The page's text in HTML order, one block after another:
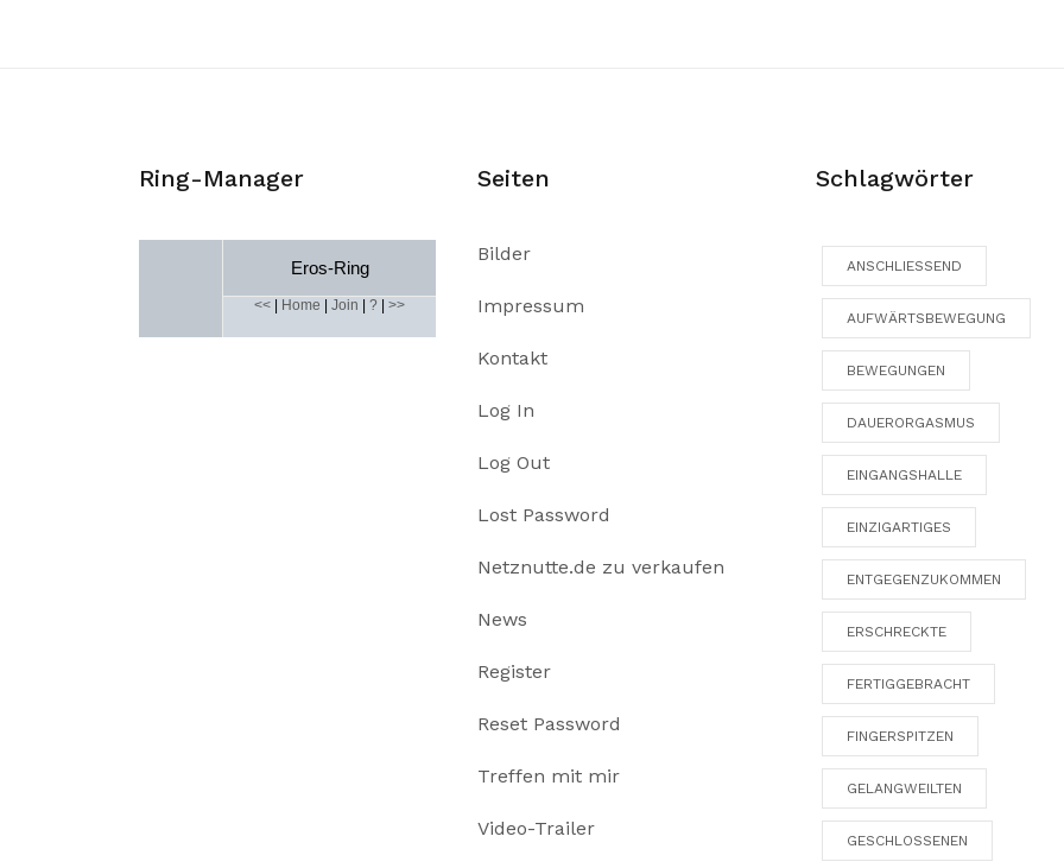
Ring-Manager
Eros-Ring
<< Home Join ? >>
Seiten
Bilder
Impressum
Kontakt
Log In
Log Out
Lost Password
Netznutte.de zu verkaufen
News
Register
Reset Password
Treffen mit mir
Video-Trailer
Schlagwörter
ANSCHLIESSEND
AUFWÄRTSBEWEGUNG
BEWEGUNGEN
DAUERORGASMUS
EINGANGSHALLE
EINZIGARTIGES
ENTGEGENZUKOMMEN
ERSCHRECKTE
FERTIGGEBRACHT
FINGERSPITZEN
GELANGWEILTEN
GESCHLOSSENEN